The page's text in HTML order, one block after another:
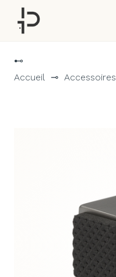
⊷
Accueil ⊸ Accessoires